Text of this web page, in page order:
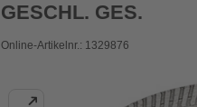
GESCHL. GES.
Online-Artikelnr.: 1329876